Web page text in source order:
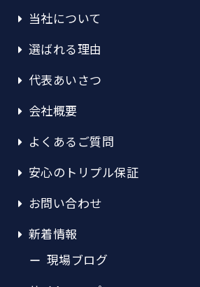
当社について
選ばれる理由
代表あいさつ
会社概要
よくあるご質問
安心のトリプル保証
お問い合わせ
新着情報
現場ブログ